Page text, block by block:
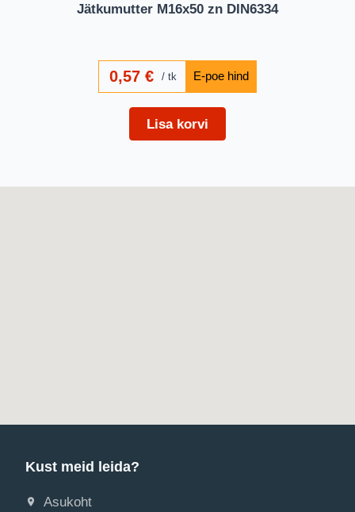
Jätkumutter M16x50 zn DIN6334
0,57€ tk
Lisa korvi
Kust meid leida?
Asukoht